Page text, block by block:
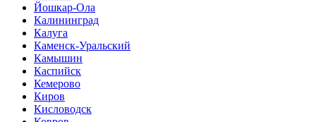
Йошкар-Ола
Калининград
Калуга
Каменск-Уральский
Камышин
Каспийск
Кемерово
Киров
Кисловодск